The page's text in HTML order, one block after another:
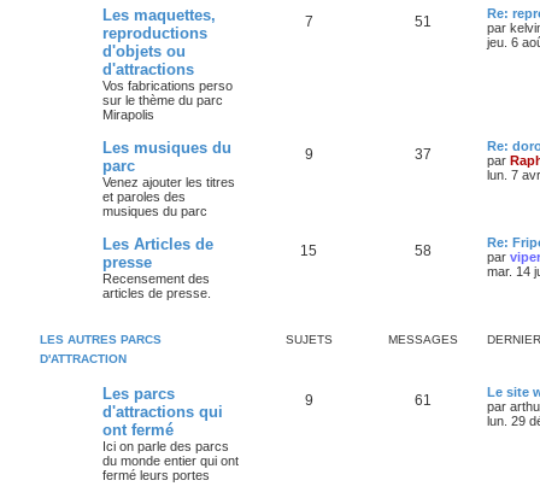
Les maquettes,
reproductions
d'objets ou
d'attractions
Vos fabrications perso
sur le thème du parc
Mirapolis
7 51
Re:
par
jeu. 6
Les musiques du
parc
Venez ajouter les titres
et paroles des
musiques du parc
9 37
Re:
par
lun. 7
Les Articles de
presse
Recensement des
articles de presse.
15 58
Re:
par
mar. 14
LES AUTRES PARCS
D'ATTRACTION
SUJETS MESSAGES
Les parcs
d'attractions qui
ont fermé
Ici on parle des parcs
du monde entier qui ont
fermé leurs portes
9 61
Le site
par
lun. 29